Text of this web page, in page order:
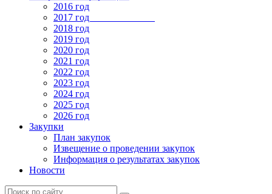
2016 год
2017 год
2018 год
2019 год
2020 год
2021 год
2022 год
2023 год
2024 год
2025 год
2026 год
Закупки
План закупок
Извещение о проведении закупок
Информация о результатах закупок
Новости